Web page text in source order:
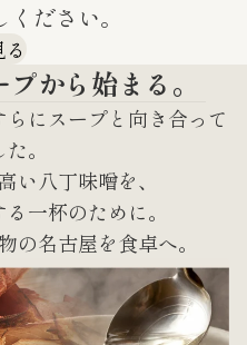
ださい。
から始まる。
にスープと向き合って
。
い八丁味噌を、
一杯のために。
の名古屋を食卓へ。